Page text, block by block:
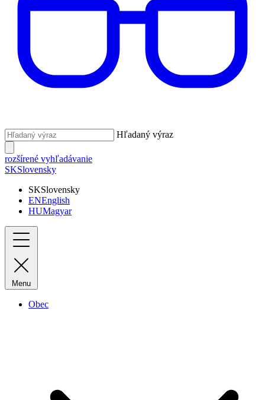
Hľadaný výraz
rozšírené vyhľadávanie
SKSlovensky
SKSlovensky
ENEnglish
HUMagyar
Menu
Obec